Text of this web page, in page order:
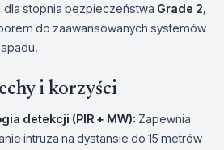
dla stopnia bezpieczeństwa Grade 2,
do zaawansowanych systemów
i korzyści
detekcji (PIR + MW): Zapewnia
intruza na dystansie do 15 metrów